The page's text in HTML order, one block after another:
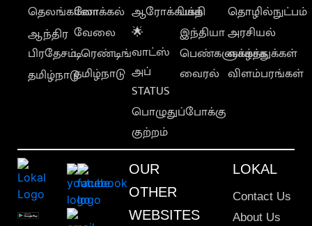
தெலங்கானா
ஆந்திர
பிரதேசம்
தமிழ்நாடு
லோக்கல்
வேலை
டிரெண்டிங்
தமிழ்நாடு
ஆரோக்கியம்
🌟
வாட்ஸ்
அப்
STATUS
பொழுதுப்போக்கு
குற்றம்
பக்தி
இந்தியா
பெண்களுக்காக
வைரல்
தொழில்நுட்பம்
அரசியல்
வாழ்த்துக்கள்
விளம்பரங்கள்
OUR
OTHER
WEBSITES
LOKAL
Contact Us
About Us